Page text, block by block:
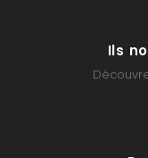
Ils